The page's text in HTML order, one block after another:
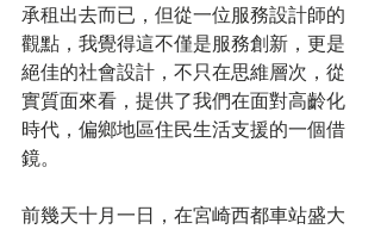
承租出去而已，但從一位服務設計師的
觀點，我覺得這不僅是服務創新，更是
絕佳的社會設計，不只在思維層次，從
實質面來看，提供了我們在面對高齡化
時代，偏鄉地區住民生活支援的一個借
鏡。
前幾天十月一日，在宮崎西都車站盛大